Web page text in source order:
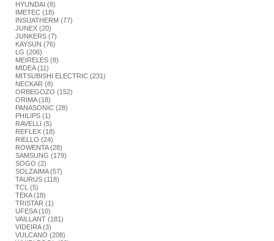
HYUNDAI (8)
IMETEC (18)
INSUATHERM (77)
JUNEX (20)
JUNKERS (7)
KAYSUN (76)
LG (206)
MEIRELES (8)
MIDEA (11)
MITSUBISHI ELECTRIC (231)
NECKAR (8)
ORBEGOZO (152)
ORIMA (18)
PANASONIC (28)
PHILIPS (1)
RAVELLI (5)
REFLEX (18)
RIELLO (24)
ROWENTA (28)
SAMSUNG (179)
SOGO (2)
SOLZAIMA (57)
TAURUS (118)
TCL (5)
TEKA (18)
TRISTAR (1)
UFESA (10)
VAILLANT (181)
VIDEIRA (3)
VULCANO (208)